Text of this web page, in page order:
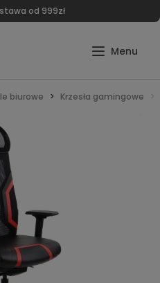
od 999zł
biurowe Krzesła gamingowe